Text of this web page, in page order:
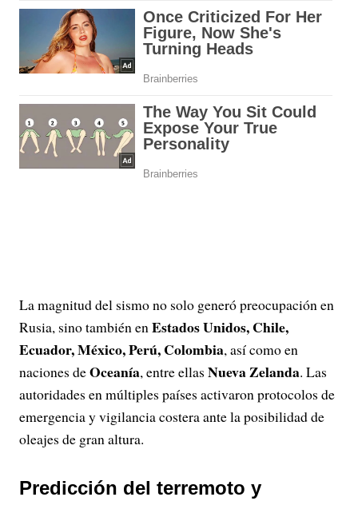
La magnitud del sismo no solo generó preocupación en
Rusia, sino también enEstados Unidos, Chile,
Ecuador, México, Perú, Colombia, así como en
naciones deOceanía, entre ellas Nueva Zelanda. Las
autoridades en múltiples países activaron protocolos de
emergencia y vigilancia costera ante la posibilidad de
oleajes de gran altura.
Predicción del terremoto y